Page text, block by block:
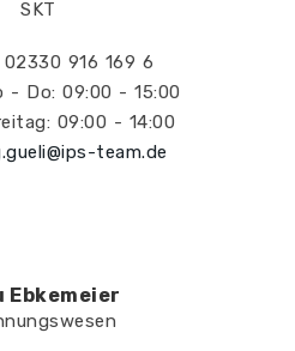
SKT
02330 916 169 6
- Do: 09:00 - 15:00
09:00 - 14:00
team.de
Ebkemeier